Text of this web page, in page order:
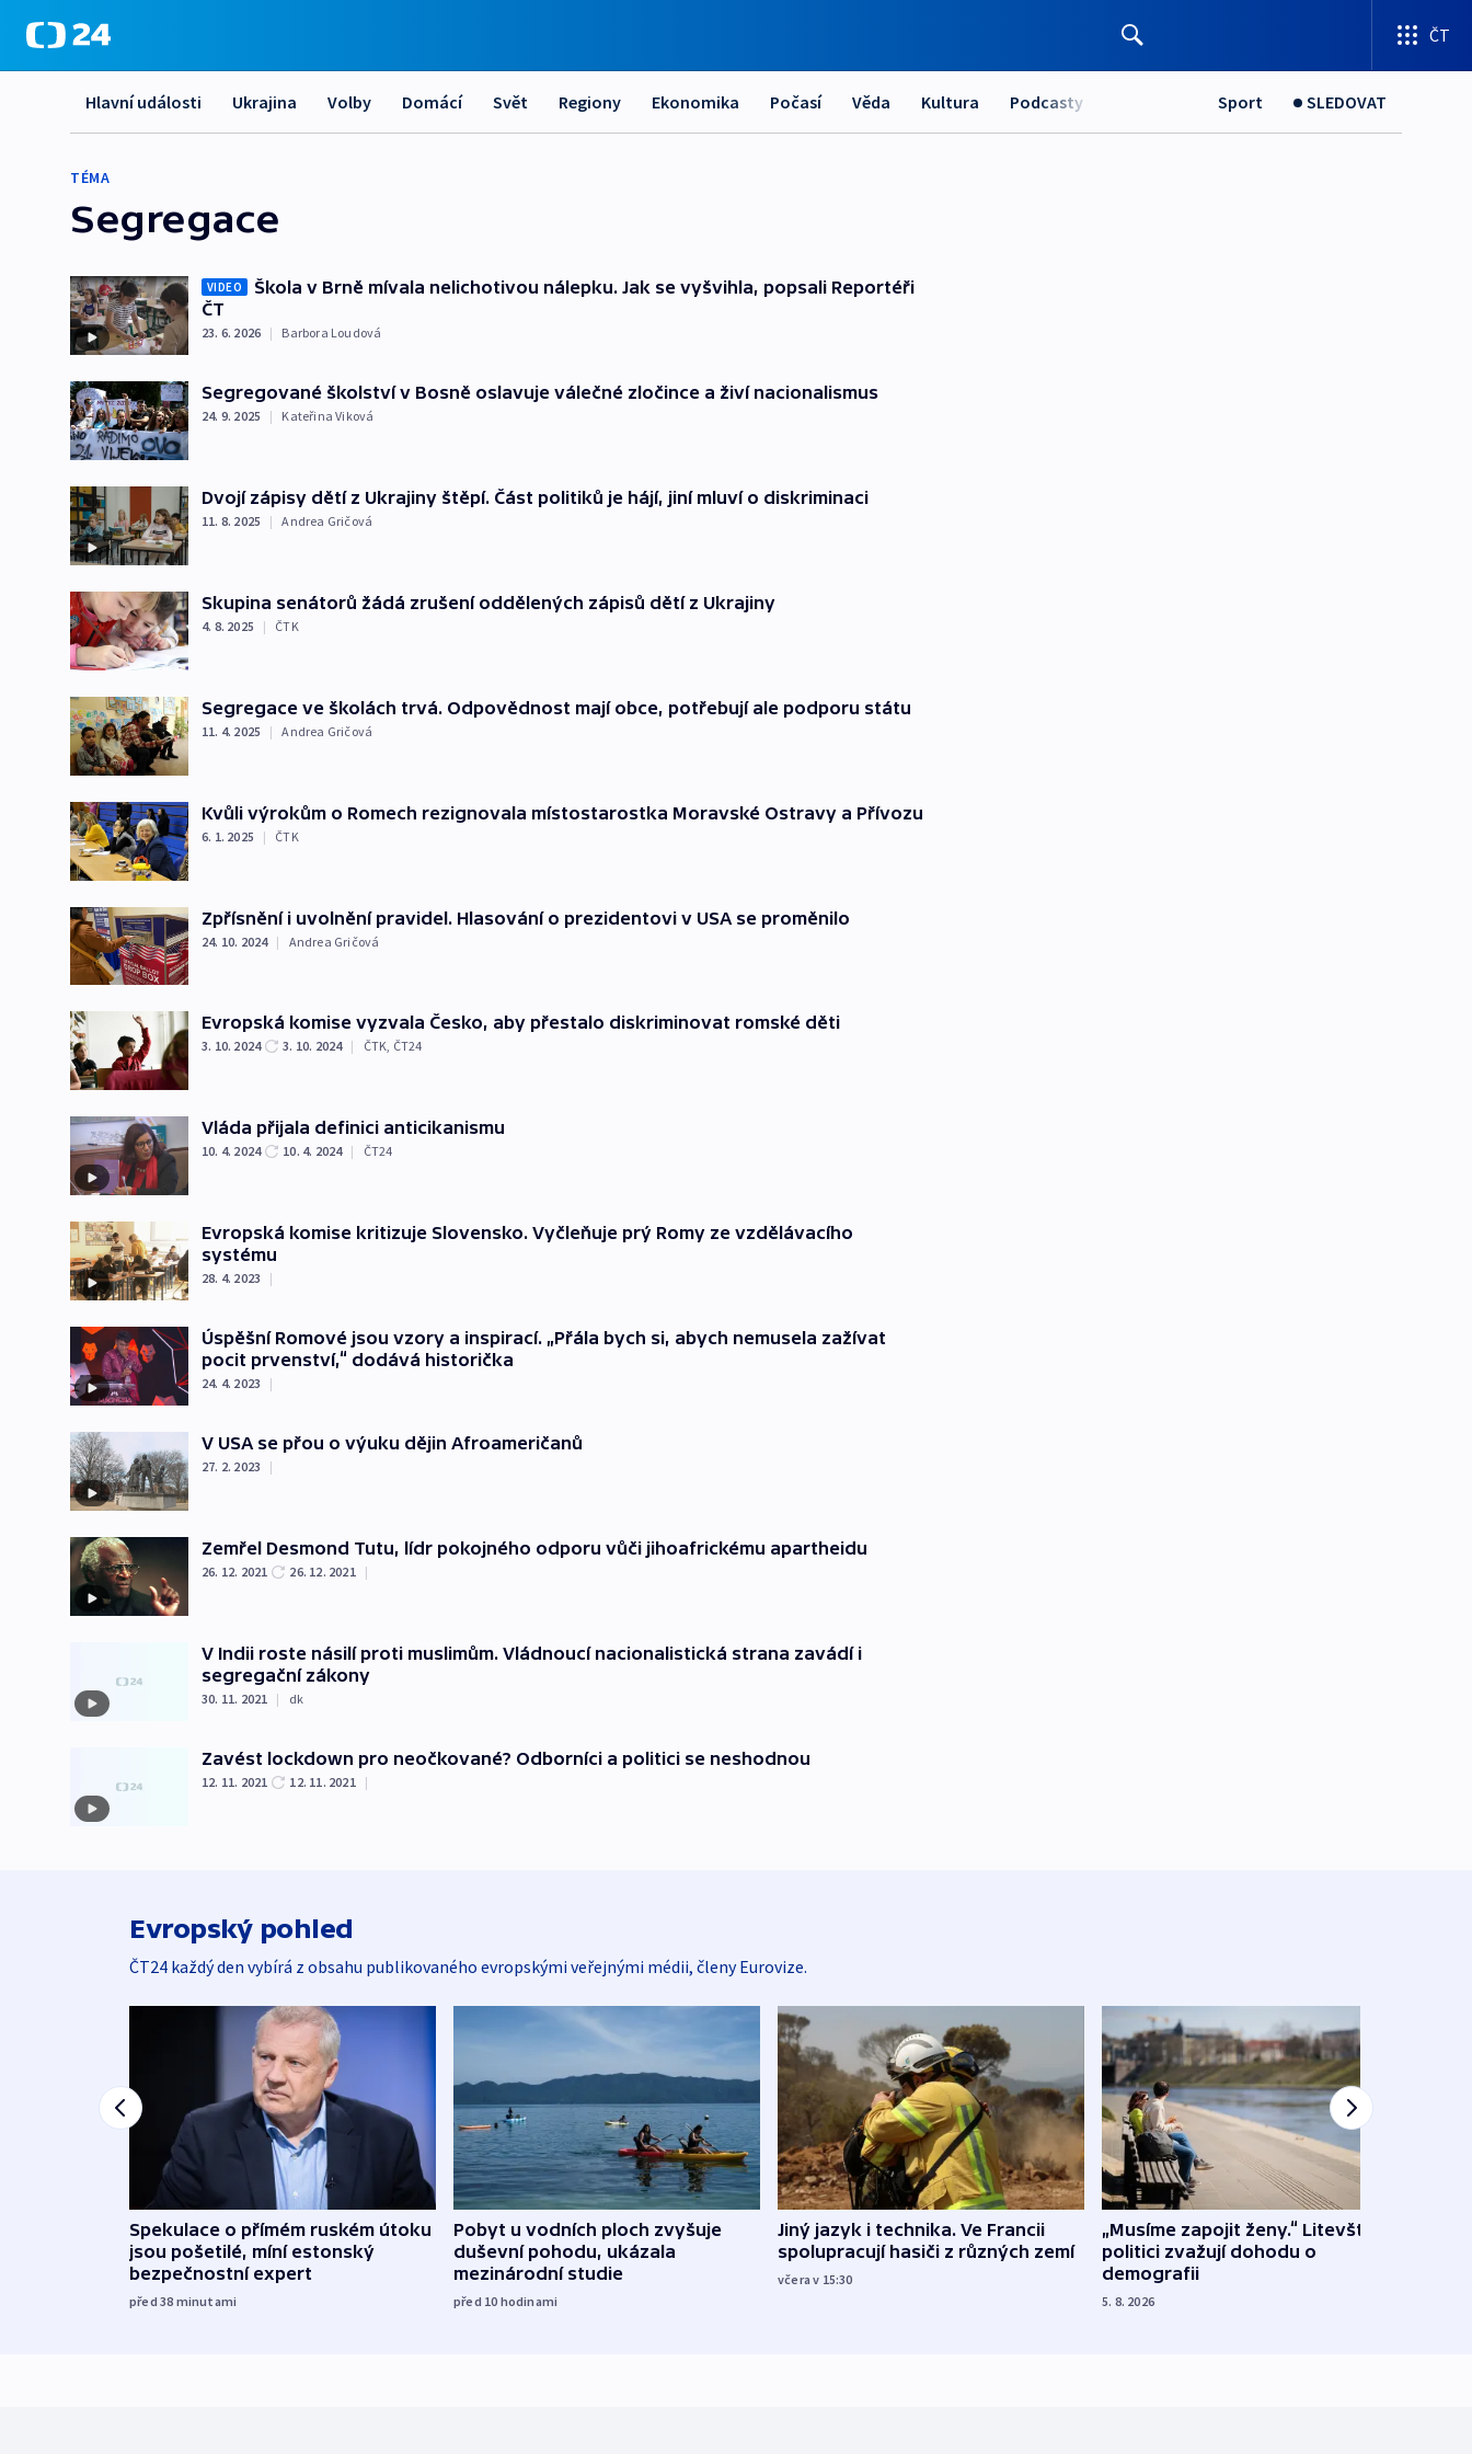
ČT
Hlavní události Ukrajina Volby Domácí Svět Regiony Ekonomika Počasí Věda Kultura Podcasty Sport SLEDOVAT
TÉMA
Segregace
VIDEO
Škola v Brně mívala nelichotivou nálepku. Jak se vyšvihla, popsali Reportéři
ČT
23. 6. 2026 | Barbora Loudová
Segregované školství v Bosně oslavuje válečné zločince a živí nacionalismus
24. 9. 2025 | Kateřina Viková
Dvojí zápisy dětí z Ukrajiny štěpí. Část politiků je hájí, jiní mluví o diskriminaci
11. 8. 2025 | Andrea Gričová
Skupina senátorů žádá zrušení oddělených zápisů dětí z Ukrajiny
4. 8. 2025 | ČTK
Segregace ve školách trvá. Odpovědnost mají obce, potřebují ale podporu státu
11. 4. 2025 | Andrea Gričová
Kvůli výrokům o Romech rezignovala místostarostka Moravské Ostravy a Přívozu
6. 1. 2025 | ČTK
Zpřísnění i uvolnění pravidel. Hlasování o prezidentovi v USA se proměnilo
24. 10. 2024 | Andrea Gričová
Evropská komise vyzvala Česko, aby přestalo diskriminovat romské děti
3. 10. 2024 3. 10. 2024 | ČTK, ČT24
Vláda přijala definici anticikanismu
10. 4. 2024 10. 4. 2024 | ČT24
Evropská komise kritizuje Slovensko. Vyčleňuje prý Romy ze vzdělávacího
systému
28. 4. 2023 |
Úspěšní Romové jsou vzory a inspirací. „Přála bych si, abych nemusela zažívat
pocit prvenství,“ dodává historička
24. 4. 2023 |
V USA se přou o výuku dějin Afroameričanů
27. 2. 2023 |
Zemřel Desmond Tutu, lídr pokojného odporu vůči jihoafrickému apartheidu
26. 12. 2021 26. 12. 2021 |
V Indii roste násilí proti muslimům. Vládnoucí nacionalistická strana zavádí i
segregační zákony
30. 11. 2021 | dk
Zavést lockdown pro neočkované? Odborníci a politici se neshodnou
12. 11. 2021 12. 11. 2021 |
Evropský pohled
ČT24 každý den vybírá z obsahu publikovaného evropskými veřejnými médii, členy Eurovize.
Spekulace o přímém ruském útoku
jsou pošetilé, míní estonský
bezpečnostní expert
před 38 minutami
Pobyt u vodních ploch zvyšuje
duševní pohodu, ukázala
mezinárodní studie
před 10 hodinami
Jiný jazyk i technika. Ve Francii
spolupracují hasiči z různých zemí
včera v 15:30
„Musíme zapojit ženy.“ Litevští
politici zvažují dohodu o
demografii
5. 8. 2026